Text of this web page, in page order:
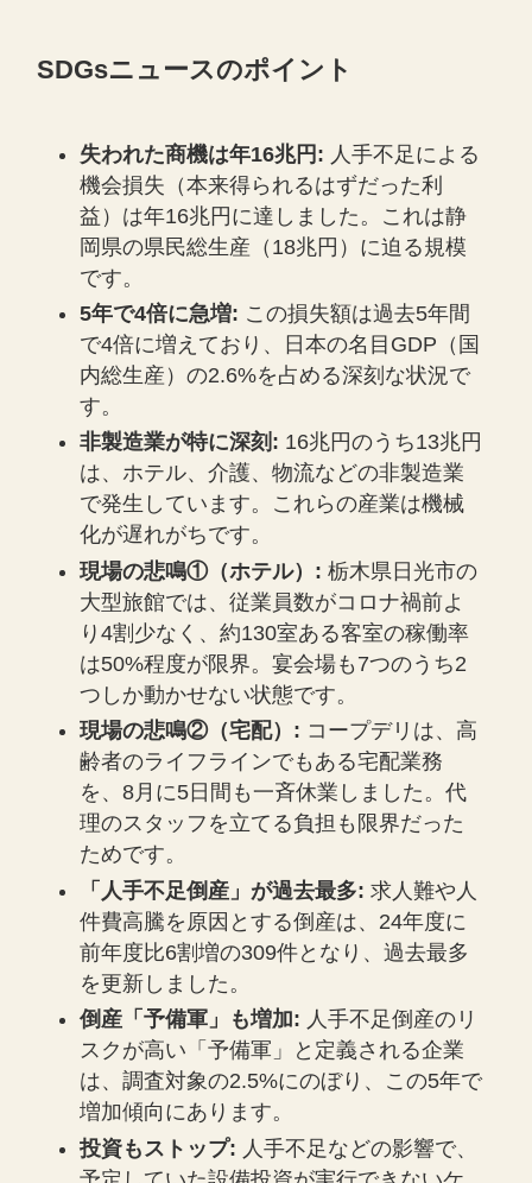
SDGsニュースのポイント
失われた商機は年16兆円: 人手不足による
機会損失（本来得られるはずだった利
益）は年16兆円に達しました。これは静
岡県の県民総生産（18兆円）に迫る規模
です。
5年で4倍に急増: この損失額は過去5年間
で4倍に増えており、日本の名目GDP（国
内総生産）の2.6%を占める深刻な状況で
す。
非製造業が特に深刻: 16兆円のうち13兆円
は、ホテル、介護、物流などの非製造業
で発生しています。これらの産業は機械
化が遅れがちです。
現場の悲鳴①（ホテル）: 栃木県日光市の
大型旅館では、従業員数がコロナ禍前よ
り4割少なく、約130室ある客室の稼働率
は50%程度が限界。宴会場も7つのうち2
つしか動かせない状態です。
現場の悲鳴②（宅配）: コープデリは、高
齢者のライフラインでもある宅配業務
を、8月に5日間も一斉休業しました。代
理のスタッフを立てる負担も限界だった
ためです。
「人手不足倒産」が過去最多: 求人難や人
件費高騰を原因とする倒産は、24年度に
前年度比6割増の309件となり、過去最多
を更新しました。
倒産「予備軍」も増加: 人手不足倒産のリ
スクが高い「予備軍」と定義される企業
は、調査対象の2.5%にのぼり、この5年で
増加傾向にあります。
投資もストップ: 人手不足などの影響で、